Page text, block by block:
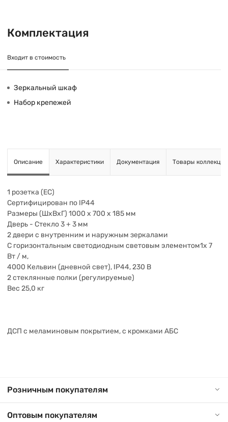
Комплектация
Входит в стоимость
Зеркальный шкаф
Набор крепежей
Описание Характеристики Документация Товары коллекции
1 розетка (ЕС)
Сертифицирован по IP44
Размеры (ШхВхГ) 1000 х 700 х 185 мм
Дверь - Стекло 3 + 3 мм
2 двери с внутренним и наружным зеркалами
С горизонтальным светодиодным световым элементом1x 7
Вт / м,
4000 Кельвин (дневной свет), IP44, 230 В
2 стеклянные полки (регулируемые)
Вес 25,0 кг
ДСП с меламиновым покрытием, с кромками АБС
Розничным покупателям
Оптовым покупателям